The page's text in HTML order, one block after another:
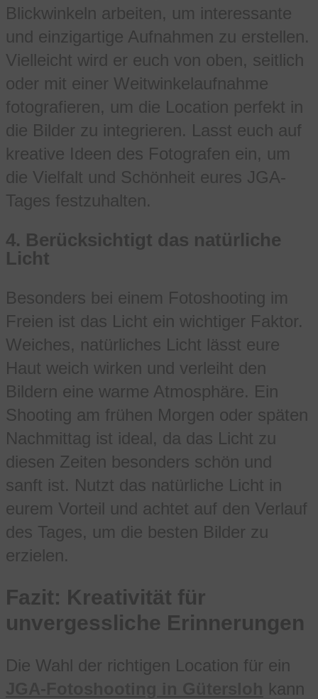
Blickwinkeln arbeiten, um interessante
und einzigartige Aufnahmen zu erstellen.
Vielleicht wird er euch von oben, seitlich
oder mit einer Weitwinkelaufnahme
fotografieren, um die Location perfekt in
die Bilder zu integrieren. Lasst euch auf
kreative Ideen des Fotografen ein, um
die Vielfalt und Schönheit eures JGA-
Tages festzuhalten.
4. Berücksichtigt das natürliche
Licht
Besonders bei einem Fotoshooting im
Freien ist das Licht ein wichtiger Faktor.
Weiches, natürliches Licht lässt eure
Haut weich wirken und verleiht den
Bildern eine warme Atmosphäre. Ein
Shooting am frühen Morgen oder späten
Nachmittag ist ideal, da das Licht zu
diesen Zeiten besonders schön und
sanft ist. Nutzt das natürliche Licht in
eurem Vorteil und achtet auf den Verlauf
des Tages, um die besten Bilder zu
erzielen.
Fazit: Kreativität für
unvergessliche Erinnerungen
Die Wahl der richtigen Location für ein
kann